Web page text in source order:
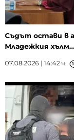
Съдът остави в
Младежкия
07.08.2026 | 14:42 ч.